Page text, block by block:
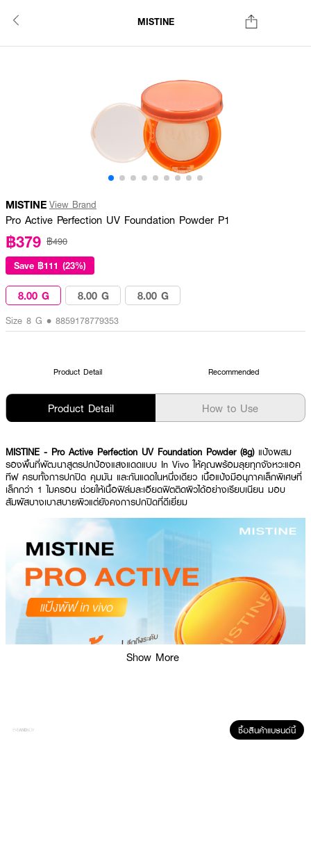
MISTINE
MISTINE View Brand
Pro Active Perfection UV Foundation Powder P1
฿379 ฿490
Save ฿111 (23%)
8.00 G 8.00 G 8.00 G
Size 8 G • 8859178779353
Product Detail Recommended
Product Detail How to Use
MISTINE - Pro Active Perfection UV Foundation Powder (8g) แป้งผสม
รองพื้นที่พัฒนาสูตรปกป้องแสงแดดแบบ In Vivo ให้คุณพร้อมลุยทุกจังหวะแอค
ทีฟ ครบทั้งการปกปิด คุมมัน และกันแดดในหนึ่งเดียว เนื้อแป้งมีอนุภาคเล็กพิเศษที่
เล็กกว่า 1 ไมครอน ช่วยให้เนื้อฟิล์มละเอียดฟิตติดผิวได้อย่างเรียบเนียน มอบ
สัมผัสบางเบาสบายผิวแต่ยังคงการปกปิดที่ดีเยี่ยม
Show More
ซื้อสินค้าแบรนด์นี้